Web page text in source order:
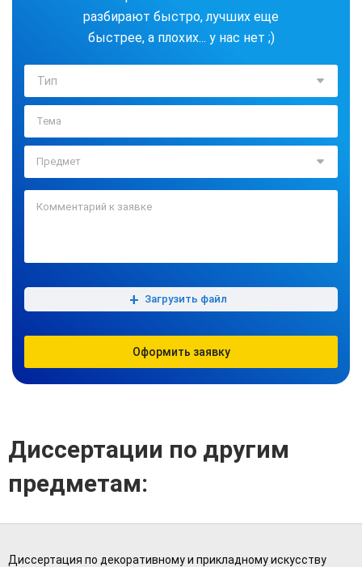
разбирают быстро, лучших еще
быстрее, а плохих... у нас нет ;)
Тип
+ Загрузить файл
Оформить заявку
Диссертации по другим
предметам:
Диссертация по декоративному и прикладному искусству